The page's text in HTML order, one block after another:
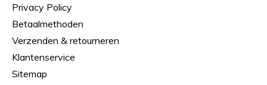
Privacy Policy
Betaalmethoden
Verzenden & retourneren
Klantenservice
Sitemap